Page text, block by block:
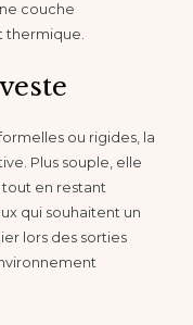
couche
thermique.
ou rigides, la
Plus souple, elle
en restant
qui souhaitent un
lors des sorties